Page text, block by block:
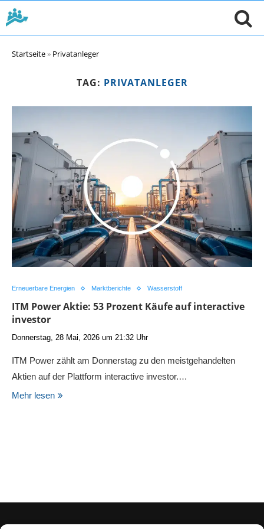
Startseite» Privatanleger
TAG: PRIVATANLEGER
Erneuerbare Energien Marktberichte Wasserstoff
ITM Power Aktie: 53 Prozent Käufe auf interactive
investor
Donnerstag, 28 Mai, 2026 um 21:32 Uhr
ITM Power zählt am Donnerstag zu den meistgehandelten
Aktien auf der Plattform interactive investor.…
Mehr lesen